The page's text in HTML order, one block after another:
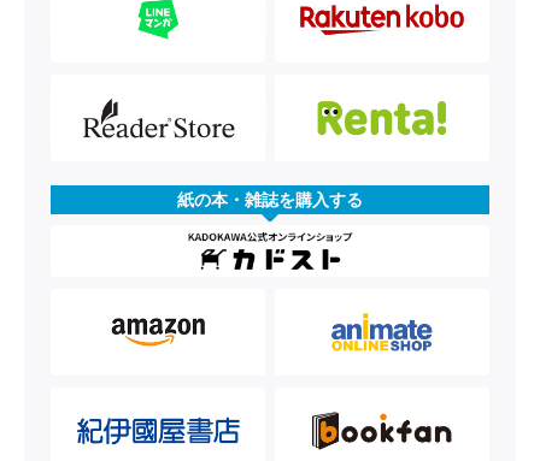
紙の本・雑誌を購入する